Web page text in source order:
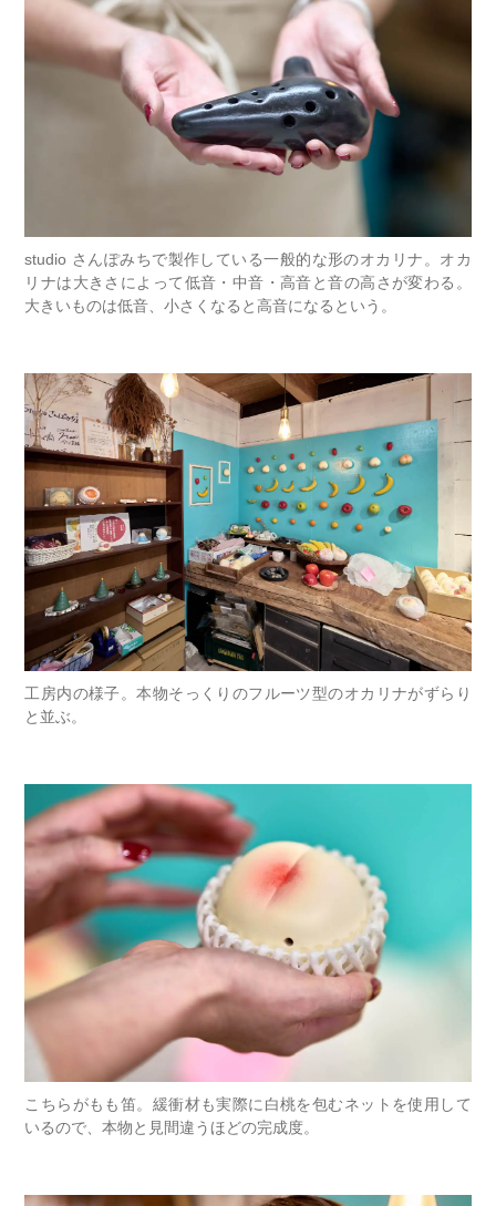
studio さんぽみちで製作している一般的な形のオカリナ。オカ
リナは大きさによって低音・中音・高音と音の高さが変わる。
大きいものは低音、小さくなると高音になるという。
工房内の様子。本物そっくりのフルーツ型のオカリナがずらり
と並ぶ。
こちらがもも笛。緩衝材も実際に白桃を包むネットを使用して
いるので、本物と見間違うほどの完成度。